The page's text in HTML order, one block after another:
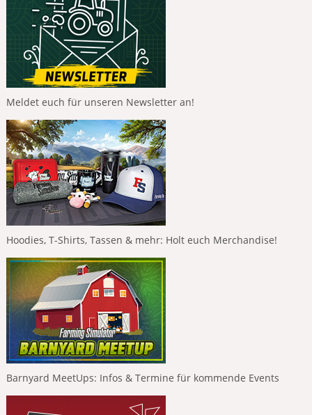
Meldet euch für unseren Newsletter an!
Hoodies, T-Shirts, Tassen & mehr: Holt euch Merchandise!
Barnyard MeetUps: Infos & Termine für kommende Events